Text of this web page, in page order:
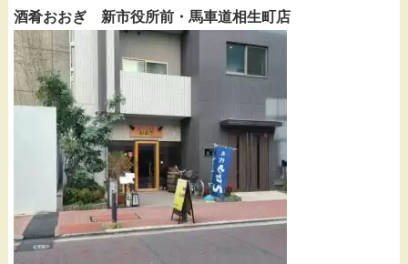
酒肴おおぎ 新市役所前・馬車道相生町店